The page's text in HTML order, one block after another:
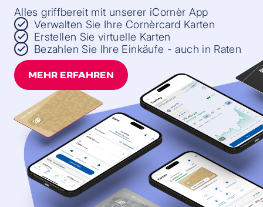
Alles griffbereit mit unserer iCornèr App
Verwalten Sie Ihre Cornèrcard Karten
Erstellen Sie virtuelle Karten
Bezahlen Sie Ihre Einkäufe - auch in Raten
MEHR ERFAHREN